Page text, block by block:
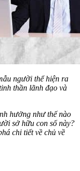
người thể hiện ra
thần lãnh đạo và
hưởng như thế nào
sở hữu con số này?
chi tiết về chủ về